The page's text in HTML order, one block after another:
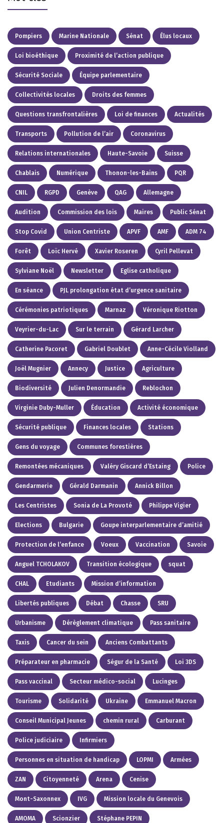
Pompiers Marine Nationale Sénat Élus locaux
Loi bioéthique Proximité de l’action publique
Sécurité Sociale Équipe parlementaire
Collectivités locales Droits des femmes
Questions transfrontalières Loi de finances Actualités
Transports Pollution de l’air Coronavirus
Relations internationales Haute-Savoie Suisse
Chablais Numérique Thonon-les-Bains PQR
CNIL RGPD Genève QAG Allemagne
Audition Commission des lois Maires Public Sénat
Stop Covid Union Centriste APVF AMF ADM 74
Forêt Loïc Hervé Xavier Roseren Cyril Pellevat
Sylviane Noël Newsletter Eglise catholique
En séance PJL prolongation état d’urgence sanitaire
Cérémonies patriotiques Marnaz Véronique Riotton
Veyrier-du-Lac Sur le terrain Gérard Larcher
Catherine Pacoret Gabriel Doublet Anne-Cécile Violland
Joël Mugnier Annecy Justice Agriculture
Biodiversité Julien Denormandie Reblochon
Virginie Duby-Muller Éducation Activité économique
Sécurité publique Finances locales Stations
Gens du voyage Communes forestières
Remontées mécaniques Valéry Giscard d’Estaing Police
Gendarmerie Gérald Darmanin Annick Billon
Les Centristes Sonia de La Provoté Philippe Vigier
Elections Bulgarie Goupe interparlementaire d’amitié
Protection de l’enfance Voeux Vaccination Savoie
Anguel TCHOLAKOV Transition écologique squat
CHAL Etudiants Mission d’information
Libertés publiques Débat Chasse SRU
Urbanisme Dérèglement climatique Pass sanitaire
Taxis Cancer du sein Anciens Combattants
Préparateur en pharmacie Ségur de la Santé Loi 3DS
Pass vaccinal Secteur médico-social Lucinges
Tourisme Solidarité Ukraine Emmanuel Macron
Conseil Municipal Jeunes chemin rural Carburant
Police judiciaire Infirmiers
Personnes en situation de handicap LOPMI Armées
ZAN Citoyenneté Arena Cenise
Mont-Saxonnex IVG Mission locale du Genevois
AMOMA Scionzier Stéphane PEPIN